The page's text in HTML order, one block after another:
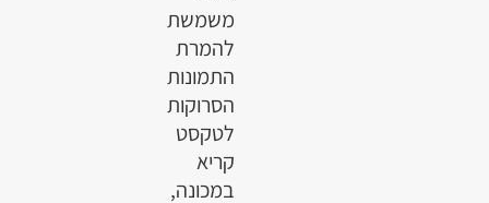
משמשת
להמרת
התמונות
הסרוקות
לטקסט
קריא
במכונה,